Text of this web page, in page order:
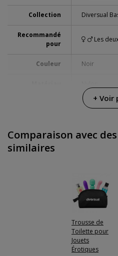
Collection Diversual
Recommandé
pour
Les
Couleur Noir
14 cm
Longueur
22 cm
0.08 Kg
3 ans de
+ Voir
Comparaison avec
similaires
Trousse de
Toilette pour
Jouets
Érotiques